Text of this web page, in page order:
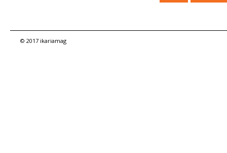
© 2017 ikariamag